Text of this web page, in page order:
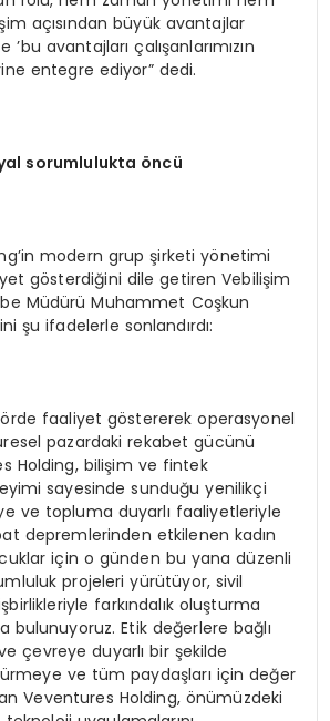
açısından büyük avantajlar
’bu avantajları çalışanlarımızın
entegre ediyor” dedi.
sorumlulukta öncü
modern grup şirketi yönetimi
gösterdiğini dile getiren Vebilişim
Müdürü Muhammet Coşkun
şu ifadelerle sonlandırdı:
faaliyet göstererek operasyonel
pazardaki rekabet gücünü
Holding, bilişim ve fintek
sayesinde sunduğu yenilikçi
ve topluma duyarlı faaliyetleriyle
depremlerinden etkilenen kadın
için o günden bu yana düzenli
projeleri yürütüyor, sivil
farkındalık oluşturma
bulunuyoruz. Etik değerlere bağlı
çevreye duyarlı bir şekilde
ve tüm paydaşları için değer
Veventures Holding, önümüzdeki